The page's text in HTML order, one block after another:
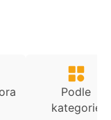
Podle
kategorie